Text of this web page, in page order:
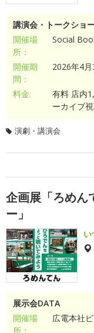
講演会・トークショ
開催場
所：
Social
開催期
間：
2026年4
料金:
有料 店内
ーカイブ視
演劇・講演会
企画展「ろめ
ー」
い
展示会DATA
開催場
所：
広電本社